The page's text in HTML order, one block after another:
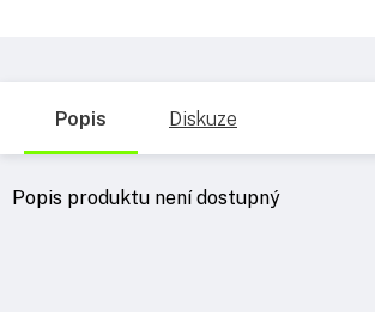
Popis Diskuze
Popis produktu není dostupný